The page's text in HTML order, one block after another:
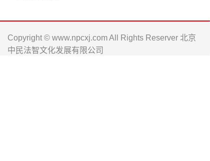
Copyright © www.npcxj.com All Rights Reserver 北京
中民法智文化发展有限公司